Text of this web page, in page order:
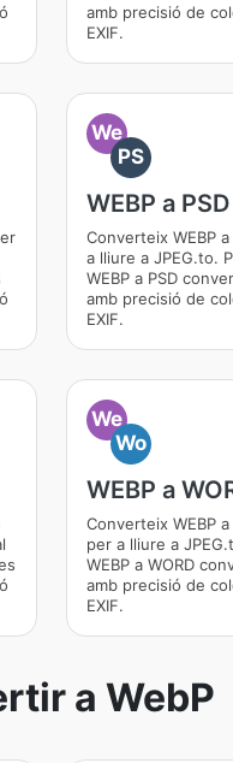
amb precisió de
EXIF.
We
PS
WEBP a PSD
Converteix WEBP
a lliure a JPEG.to.
WEBP a PSD
amb precisió de
EXIF.
We
Wo
WEBP a
Converteix WEBP
per a lliure a
WEBP a WORD
amb precisió de
EXIF.
a WebP